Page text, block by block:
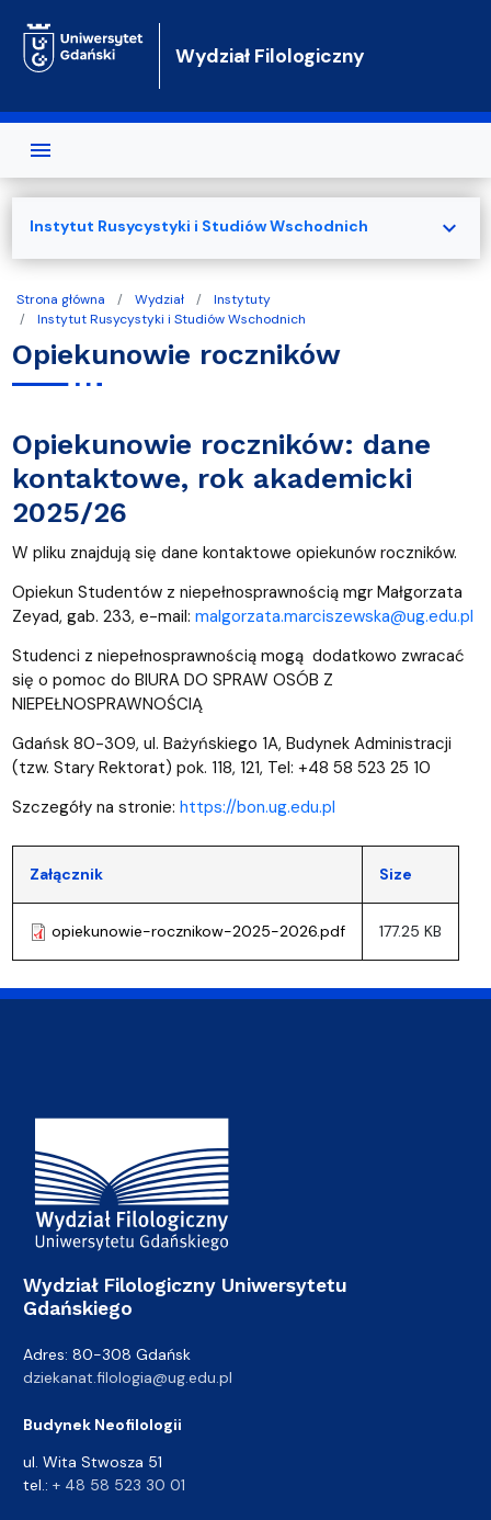
Wydział Filologiczny
Strona główna Wydział
Instytuty
Instytut Rusycystyki i Studiów Wschodnich
Opiekunowie roczników
Opiekunowie roczników: dane
kontaktowe, rok akademicki
2025/26
W pliku znajdują się dane kontaktowe opiekunów roczników.
Opiekun Studentów z niepełnosprawnością mgr Małgorzata
Zeyad, gab. 233, e-mail: malgorzata.marciszewska@ug.edu.pl
Studenci z niepełnosprawnością mogą dodatkowo zwracać
się o pomoc do BIURA DO SPRAW OSÓB Z
NIEPEŁNOSPRAWNOŚCIĄ
Gdańsk 80-309, ul. Bażyńskiego 1A, Budynek Administracji
(tzw. Stary Rektorat) pok. 118, 121, Tel: +48 58 523 25 10
Szczegóły na stronie: https://bon.ug.edu.pl
Załącznik Size
opiekunowie-rocznikow-2025-2026.pdf 177.25 KB
Instytut Rusycystyki i Studiów Wschodnich expand_more
Adres Wydziału
Wydział Filologiczny Uniwersytetu
Gdańskiego
Adres: 80-308 Gdańsk
dziekanat.filologia@ug.edu.pl
Budynek Neofilologii
ul. Wita Stwosza 51
tel.: + 48 58 523 30 01